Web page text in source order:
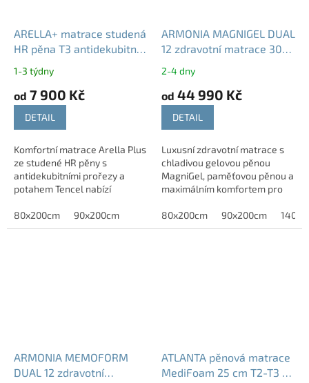
ARELLA+ matrace studená
HR pěna T3 antidekubitní
1-3 týdny
od 7 900 Kč
DETAIL
Komfortní matrace Arella Plus
ze studené HR pěny s
antidekubitními prořezy a
potahem Tencel nabízí
prodyšnost a zdravý spánek.
80x200cm 90x200cm
ARMONIA MAGNIGEL DUAL
12 zdravotní matrace 30
tuhost T3
2-4 dny
od 44 990 Kč
DETAIL
Luxusní zdravotní matrace s
chladivou gelovou pěnou
MagniGel, paměťovou pěnou a
maximálním komfortem pro
JINÝ ROZMĚR? -Neváhejte
nás...
80x200cm 90x200cm
ARMONIA MEMOFORM
DUAL 12 zdravotní
ATLANTA pěnová matrace
MediFoam 25 cm T2-T3 7